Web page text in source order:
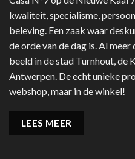
kwaliteit, specialisme,
beleving. Een zaak waar
de orde van de dag is. Al
beeld in de stad Turnhout, de
Antwerpen. De echt unieke
webshop, maar in de winkel!
LEES MEER